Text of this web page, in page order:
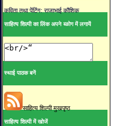
कविता तथा पेंटिंग: राजाभाई कौशिक
साहित्य शिल्पी का लिंक अपने ब्ळोग में लगायें
स्थाई पाठक बनें
साहित्य शिल्पी मुखपृष्ठ
साहित्य शिल्पी में खोजें